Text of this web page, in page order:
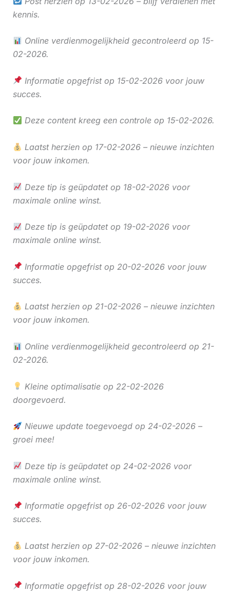
kennis.
Online verdienmogelijkheid gecontroleerd op 15-
02-2026.
Informatie opgefrist op 15-02-2026 voor jouw
succes.
Deze content kreeg een controle op 15-02-2026.
Laatst herzien op 17-02-2026 – nieuwe inzichten
voor jouw inkomen.
Deze tip is geüpdatet op 18-02-2026 voor
maximale online winst.
Deze tip is geüpdatet op 19-02-2026 voor
maximale online winst.
Informatie opgefrist op 20-02-2026 voor jouw
succes.
Laatst herzien op 21-02-2026 – nieuwe inzichten
voor jouw inkomen.
Online verdienmogelijkheid gecontroleerd op 21-
02-2026.
Kleine optimalisatie op 22-02-2026
doorgevoerd.
Nieuwe update toegevoegd op 24-02-2026 –
groei mee!
Deze tip is geüpdatet op 24-02-2026 voor
maximale online winst.
Informatie opgefrist op 26-02-2026 voor jouw
succes.
Laatst herzien op 27-02-2026 – nieuwe inzichten
voor jouw inkomen.
Informatie opgefrist op 28-02-2026 voor jouw